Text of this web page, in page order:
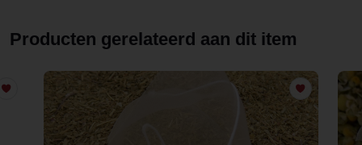
Producten gerelateerd aan dit item